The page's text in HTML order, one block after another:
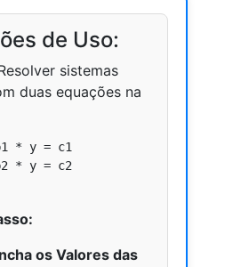
de Uso:
sistemas
duas equações na
* y = c1
* y = c2
os Valores das